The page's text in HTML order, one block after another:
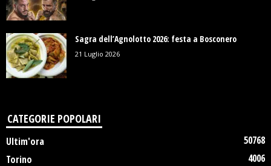
Sagra dell’Agnolotto 2026: festa a Bosconero
21 Luglio 2026
CATEGORIE POPOLARI
Ultim'ora
50768
Torino
4006